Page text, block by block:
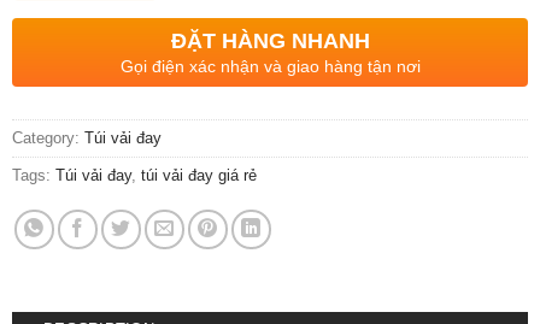
ĐẶT HÀNG NHANH
Gọi điện xác nhận và giao hàng tận nơi
Category: Túi vải đay
Tags: Túi vải đay, túi vải đay giá rẻ